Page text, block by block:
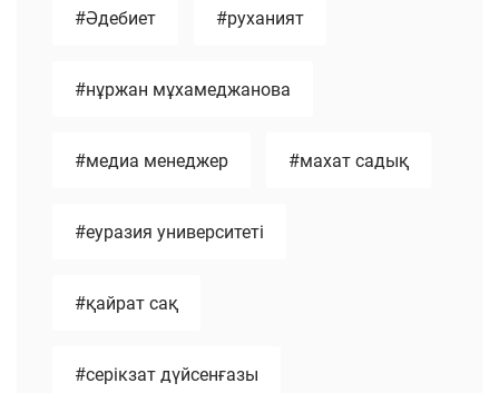
#Әдебиет #руханият
#нұржан мұхамеджанова
#медиа менеджер #махат садық
#еуразия университеті
#қайрат сақ
#серікзат дүйсенғазы